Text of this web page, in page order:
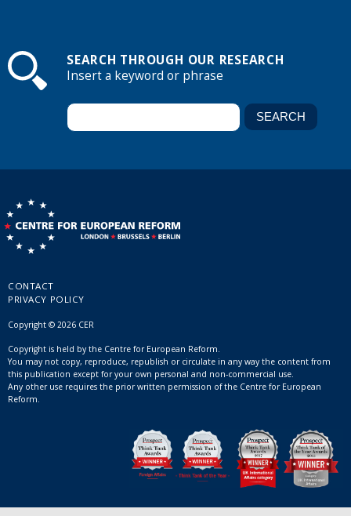
SEARCH THROUGH OUR RESEARCH
Insert a keyword or phrase
CONTACT
PRIVACY POLICY
Copyright © 2026 CER
Copyright is held by the Centre for European Reform.
You may not copy, reproduce, republish or circulate in any way the content from
this publication except for your own personal and non-commercial use.
Any other use requires the prior written permission of the Centre for European
Reform.